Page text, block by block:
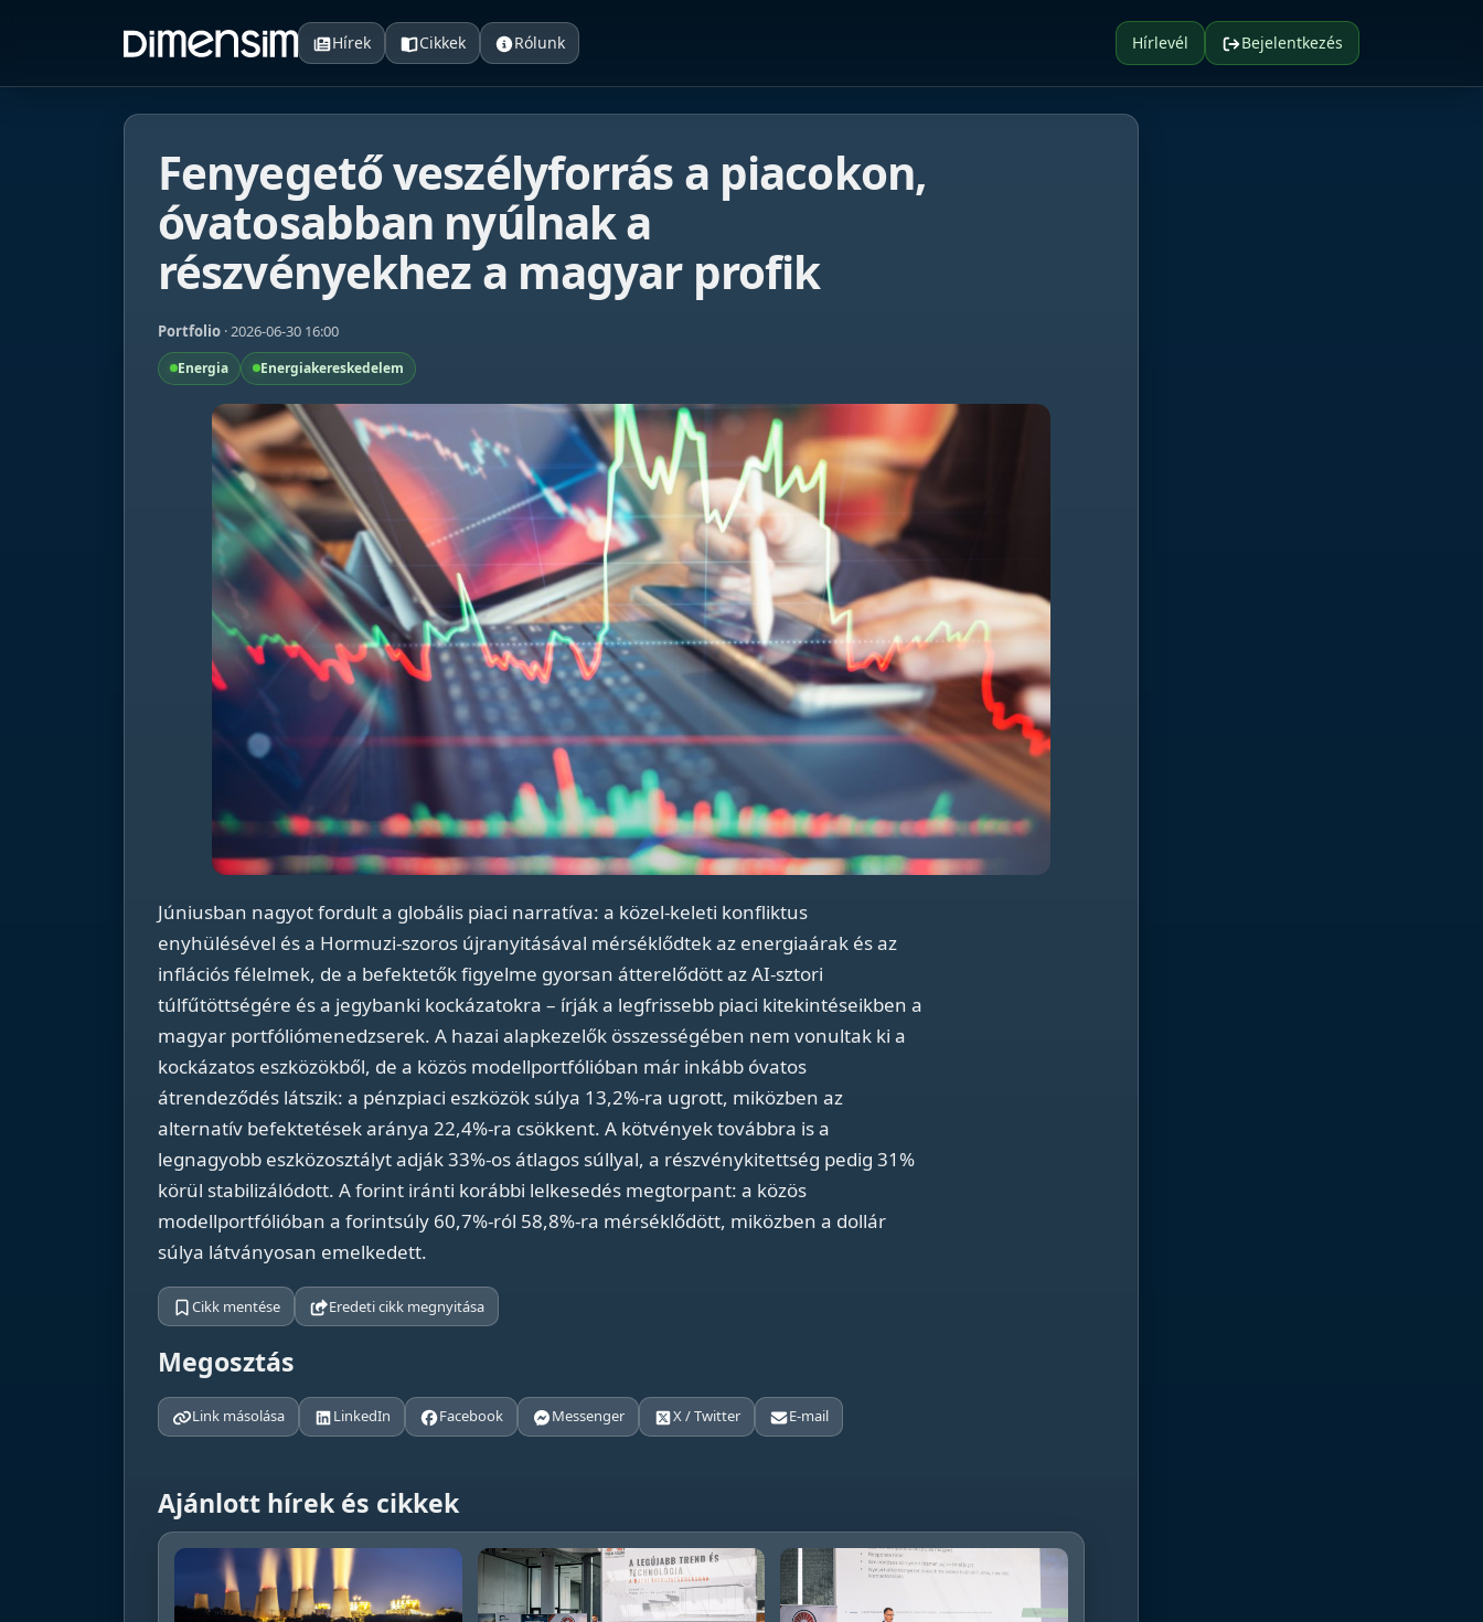
Hírlevél Bejelentkezés
Hírek Cikkek Rólunk
Fenyegető veszélyforrás a piacokon,
óvatosabban nyúlnak a
részvényekhez a magyar profik
Portfolio · 2026-06-30 16:00
Energia Energiakereskedelem
Júniusban nagyot fordult a globális piaci narratíva: a közel-keleti konfliktus
enyhülésével és a Hormuzi-szoros újranyitásával mérséklődtek az energiaárak és az
inflációs félelmek, de a befektetők figyelme gyorsan átterelődött az AI-sztori
túlfűtöttségére és a jegybanki kockázatokra – írják a legfrissebb piaci kitekintéseikben a
magyar portfóliómenedzserek. A hazai alapkezelők összességében nem vonultak ki a
kockázatos eszközökből, de a közös modellportfólióban már inkább óvatos
átrendeződés látszik: a pénzpiaci eszközök súlya 13,2%-ra ugrott, miközben az
alternatív befektetések aránya 22,4%-ra csökkent. A kötvények továbbra is a
legnagyobb eszközosztályt adják 33%-os átlagos súllyal, a részvénykitettség pedig 31%
körül stabilizálódott. A forint iránti korábbi lelkesedés megtorpant: a közös
modellportfólióban a forintsúly 60,7%-ról 58,8%-ra mérséklődött, miközben a dollár
súlya látványosan emelkedett.
Cikk mentése Eredeti cikk megnyitása
Megosztás
Link másolása LinkedIn Facebook Messenger X / Twitter E-mail
Ajánlott hírek és cikkek